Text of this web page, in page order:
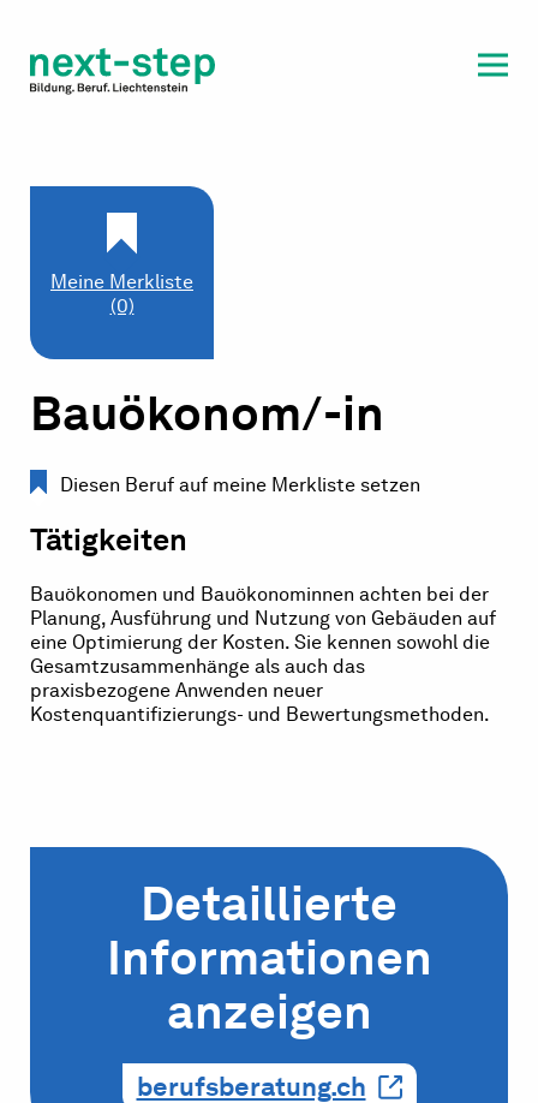
Beratung & Unterstützung
Meine Merkliste
(0)
Bauökonom/-in
Diesen Beruf auf meine Merkliste setzen
Tätigkeiten
Bauökonomen und Bauökonominnen achten bei der
Planung, Ausführung und Nutzung von Gebäuden auf
eine Optimierung der Kosten. Sie kennen sowohl die
Gesamtzusammenhänge als auch das
praxisbezogene Anwenden neuer
Kostenquantifizierungs- und Bewertungsmethoden.
Detaillierte
Informationen
anzeigen
berufsberatung.ch